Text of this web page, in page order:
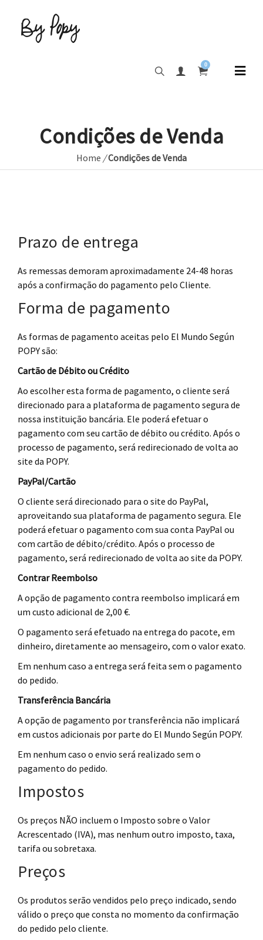
0
Condições de Venda
Home /Condições de Venda
Prazo de entrega
As remessas demoram aproximadamente 24-48 horas
após a confirmação do pagamento pelo Cliente.
Forma de pagamento
As formas de pagamento aceitas pelo El Mundo Según
POPY são:
Cartão de Débito ou Crédito
Ao escolher esta forma de pagamento, o cliente será
direcionado para a plataforma de pagamento segura de
nossa instituição bancária. Ele poderá efetuar o
pagamento com seu cartão de débito ou crédito. Após o
processo de pagamento, será redirecionado de volta ao
site da POPY.
PayPal/Cartão
O cliente será direcionado para o site do PayPal,
aproveitando sua plataforma de pagamento segura. Ele
poderá efetuar o pagamento com sua conta PayPal ou
com cartão de débito/crédito. Após o processo de
pagamento, será redirecionado de volta ao site da POPY.
Contrar Reembolso
A opção de pagamento contra reembolso implicará em
um custo adicional de 2,00 €.
O pagamento será efetuado na entrega do pacote, em
dinheiro, diretamente ao mensageiro, com o valor exato.
Em nenhum caso a entrega será feita sem o pagamento
do pedido.
Transferência Bancária
A opção de pagamento por transferência não implicará
em custos adicionais por parte do El Mundo Según POPY.
Em nenhum caso o envio será realizado sem o
pagamento do pedido.
Impostos
Os preços NÃO incluem o Imposto sobre o Valor
Acrescentado (IVA), mas nenhum outro imposto, taxa,
tarifa ou sobretaxa.
Preços
Os produtos serão vendidos pelo preço indicado, sendo
válido o preço que consta no momento da confirmação
do pedido pelo cliente.